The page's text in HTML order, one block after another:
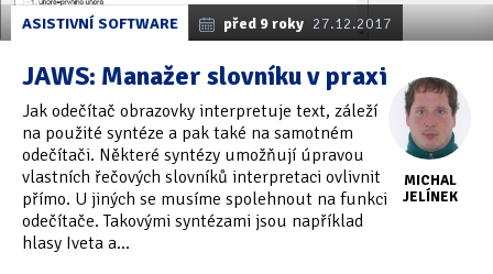
ASISTIVNÍ SOFTWARE před 9 roky 27.12.2017
MICHAL
JELÍNEK
JAWS: Manažer slovníku v praxi
Jak odečítač obrazovky interpretuje text, záleží
na použité syntéze a pak také na samotném
odečítači. Některé syntézy umožňují úpravou
vlastních řečových slovníků interpretaci ovlivnit
přímo. U jiných se musíme spolehnout na funkci
odečítače. Takovými syntézami jsou například
hlasy Iveta a...